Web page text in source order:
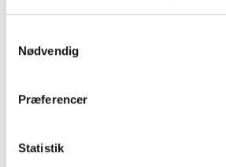
Nødvendig
Præferencer
Statistik
Kom og
os i en af
mange